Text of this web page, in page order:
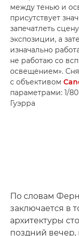
между тенью и
присутствует
запечатлеть
экспозиции, а
изначально
не работаю со
освещением».
с объективом
параметрами: 1/
Гуэрра
По словам
заключается в
архитектуры
поздний вечер,